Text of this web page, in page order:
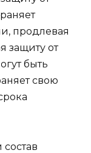
продлевая
защиту от
быть
свою